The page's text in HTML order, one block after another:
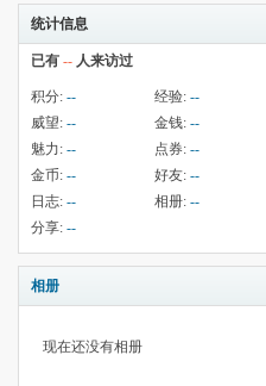
统计信息
已有 -- 人来访过
积分: -- 经验: --
威望: -- 金钱: --
魅力: -- 点券: --
金币: -- 好友: --
日志: -- 相册: --
分享: --
相册
现在还没有相册